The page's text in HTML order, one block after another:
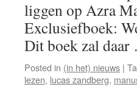
liggen op Azra
Exclusiefboek:
Dit boek zal
Posted in (in het) nieuws |
lezen, lucas zandberg,